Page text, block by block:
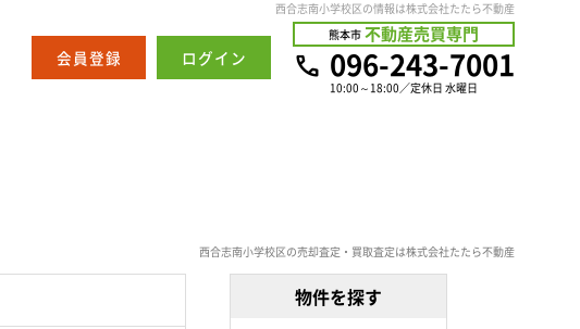
西合志南小学校区の情報は株式会社たたら不動産
会員登録 ログイン
熊本市 不動産売買専門
10:00～18:00／定休日 水曜日
096-243-7001
西合志南小学校区の売却査定・買取査定は株式会社たたら不動産
物件を探す